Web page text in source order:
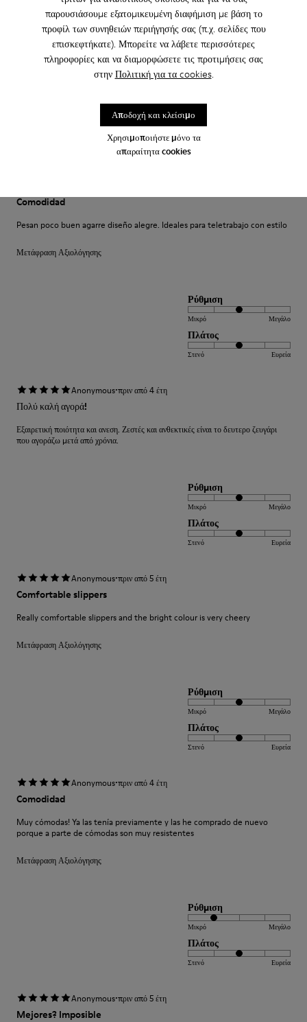
παρουσιάσουμε εξατομικευμένη διαφήμιση με βάση το
προφίλ των συνηθειών περιήγησής σας (π.χ. σελίδες που
επισκεφτήκατε). Μπορείτε να λάβετε περισσότερες
πληροφορίες και να διαμορφώσετε τις προτιμήσεις σας
στην Πολιτική για τα cookies.
Χρησιμοποιήστε μόνο τα
απαραίτητα cookies
Αποδοχή και κλείσιμο
Un comfort così mai provato prima. Un caldo abbraccio
Μετάφραση Αξιολόγησης
Μικρό
Πλάτος
Στενό
Comodidad
Pesan poco buen agarre diseño alegre. Ideales para teletrabajo con estilo
Μετάφραση Αξιολόγησης
Ρύθμιση
Μικρό Μεγάλο
Πλάτος
Στενό Ευρεία
Anonymous·πριν από 4 έτη
Πολύ καλή αγορά!
Εξαιρετική ποιότητα και ανεση. Ζεστές και ανθεκτικές είναι το δευτερο ζευγάρι
που αγοράζω μετά από χρόνια.
Ρύθμιση
Μικρό Μεγάλο
Πλάτος
Στενό Ευρεία
Anonymous·πριν από 5 έτη
Comfortable slippers
Really comfortable slippers and the bright colour is very cheery
Μετάφραση Αξιολόγησης
Ρύθμιση
Μικρό Μεγάλο
Πλάτος
Στενό Ευρεία
Anonymous·πριν από 4 έτη
Comodidad
Muy cómodas! Ya las tenía previamente y las he comprado de nuevo
porque a parte de cómodas son muy resistentes
Μετάφραση Αξιολόγησης
Ρύθμιση
Μικρό Μεγάλο
Πλάτος
Στενό Ευρεία
Anonymous·πριν από 5 έτη
Mejores? Imposible